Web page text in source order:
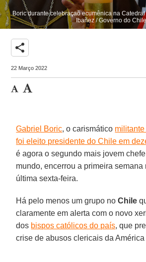
Boric durante celebraçaõ ecumênica na
Ibañez / Governo do Chile
share
22 Março 2022
Gabriel Boric, o carismático
foi eleito presidente do Chile em
é agora o segundo mais jovem
mundo, encerrou a primeira semana
última sexta-feira.
Há pelo menos um grupo noChile
claramente em alerta com o novo
dos bispos católicos do país, que
crise de abusos clericais da América